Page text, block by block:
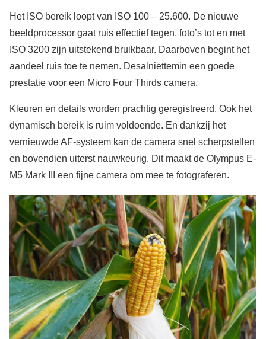
Het ISO bereik loopt van ISO 100 – 25.600. De nieuwe
beeldprocessor gaat ruis effectief tegen, foto’s tot en met
ISO 3200 zijn uitstekend bruikbaar. Daarboven begint het
aandeel ruis toe te nemen. Desalniettemin een goede
prestatie voor een Micro Four Thirds camera.
Kleuren en details worden prachtig geregistreerd. Ook het
dynamisch bereik is ruim voldoende. En dankzij het
vernieuwde AF-systeem kan de camera snel scherpstellen
en bovendien uiterst nauwkeurig. Dit maakt de Olympus E-
M5 Mark III een fijne camera om mee te fotograferen.